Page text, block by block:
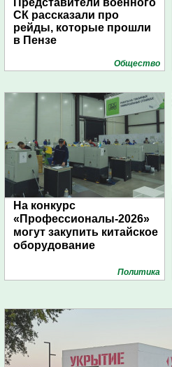
Представители военного
СК рассказали про
рейды, которые прошли
в Пензе
Общество
На конкурс
«Профессионалы-2026»
могут закупить китайское
оборудование
Политика